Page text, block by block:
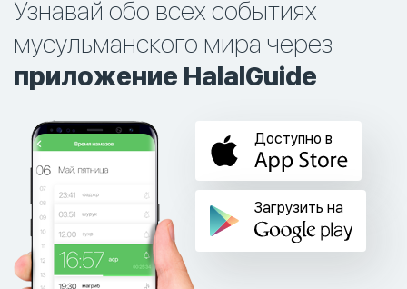
Узнавай обо всех событиях
мусульманского мира через
приложение HalalGuide
Доступно в
Загрузить на